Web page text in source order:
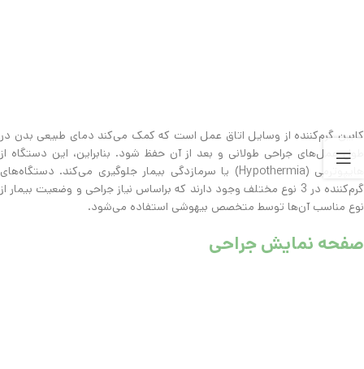
کابین گرم‌کننده از وسایل اتاق عمل است که کمک می‌کند دمای طبیعی بدن در
طول عمل‌های جراحی طولانی و بعد از آن حفظ شود. بنابراین، این دستگاه از
هایپوترمی (Hypothermia) یا سرمازدگی بیمار جلوگیری می‌کند. دستگاه‌های
گرم‌کننده در 3 نوع مختلف وجود دارند که براساس نیاز جراحی و وضعیت بیمار از
نوع مناسب آن‌ها توسط متخصص بیهوشی استفاده می‌شود.
صفحه نمایش جراحی